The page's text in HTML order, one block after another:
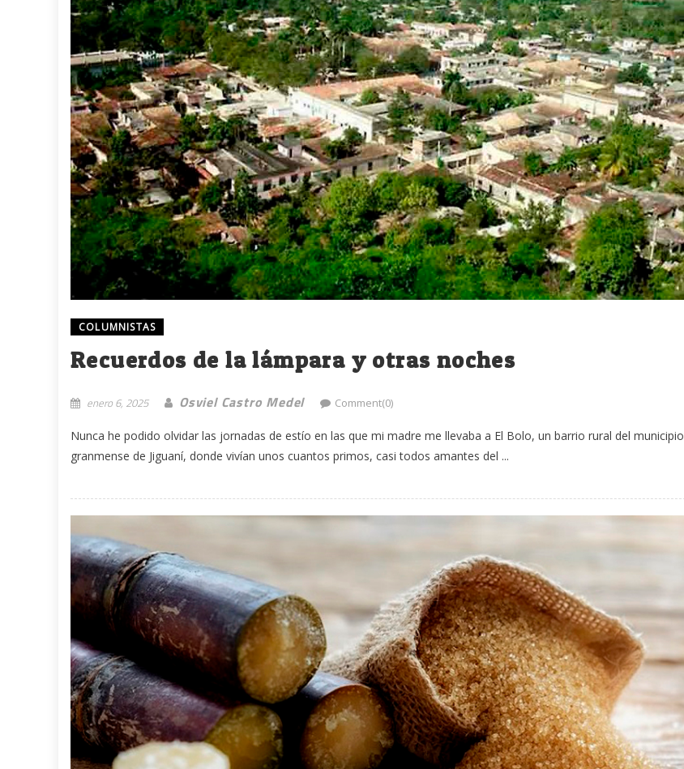
COLUMNISTAS
Recuerdos de la lámpara y otras noches
enero 6, 2025 Osviel Castro Medel Comment(0)
Nunca he podido olvidar las jornadas de estío en las que mi madre me llevaba a El Bolo, un barrio rural del municipio
granmense de Jiguaní, donde vivían unos cuantos primos, casi todos amantes del ...